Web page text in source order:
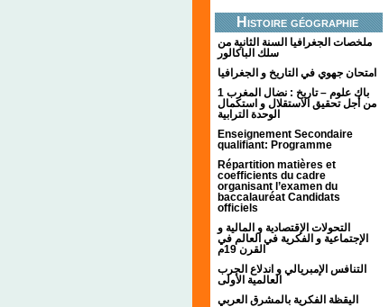
Histoire géographie
ملخصات الجغرافيا السنة الثانية من
سلك الباكالور
امتحان جهوي في التاريخ و الجغرافيا
1 باك علوم – تاريخ : نضال المغرب
من أجل تحقيق الاستقلال و استكمال
الوحدة الترابية
Enseignement Secondaire
qualifiant: Programme
Répartition matières et
coefficients du cadre
organisant l’examen du
baccalauréat Candidats
officiels
التحولات الإقتصادية و المالية و
الإجتماعية و الفكرية في العالم في
القرن 19م
التنافس الإمبريالي و اندلاع الحرب
العالمية الأولى
اليقظة الفكرية بالمشرق العربي